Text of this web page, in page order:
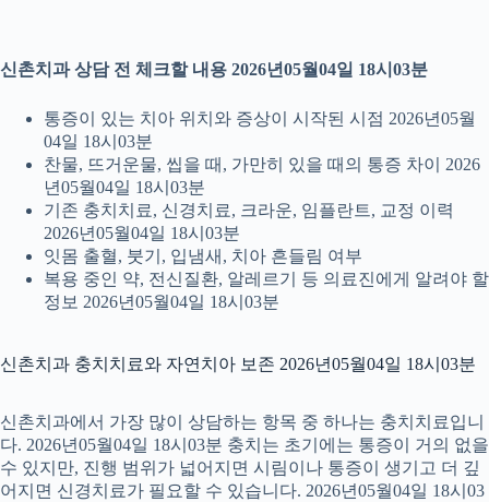
신촌치과 상담 전 체크할 내용 2026년05월04일 18시03분
통증이 있는 치아 위치와 증상이 시작된 시점 2026년05월
04일 18시03분
찬물, 뜨거운물, 씹을 때, 가만히 있을 때의 통증 차이 2026
년05월04일 18시03분
기존 충치치료, 신경치료, 크라운, 임플란트, 교정 이력
2026년05월04일 18시03분
잇몸 출혈, 붓기, 입냄새, 치아 흔들림 여부
복용 중인 약, 전신질환, 알레르기 등 의료진에게 알려야 할
정보 2026년05월04일 18시03분
신촌치과 충치치료와 자연치아 보존 2026년05월04일 18시03분
신촌치과에서 가장 많이 상담하는 항목 중 하나는 충치치료입니
다. 2026년05월04일 18시03분 충치는 초기에는 통증이 거의 없을
수 있지만, 진행 범위가 넓어지면 시림이나 통증이 생기고 더 깊
어지면 신경치료가 필요할 수 있습니다. 2026년05월04일 18시03